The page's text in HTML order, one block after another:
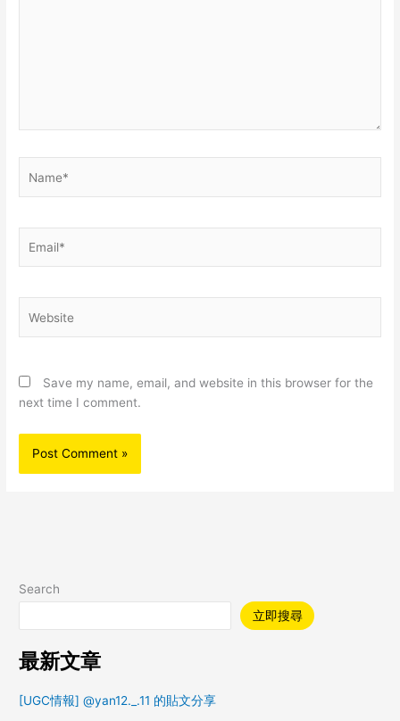
Save my name, email, and website in this browser for the
next time I comment.
Search
立即搜尋
最新文章
[UGC情報] @yan12._.11 的貼文分享